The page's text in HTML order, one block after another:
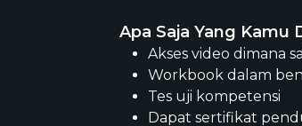
Apa Saja Yang Kamu
Akses video dimana
Workbook dalam
Tes uji kompetensi
Dapat sertifikat